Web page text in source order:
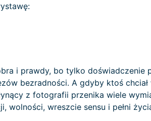
i prawdy, bo tylko doświadczenie
bezradności. A gdyby ktoś
z fotografii przenika wiele
wolności, wreszcie sensu i pełni